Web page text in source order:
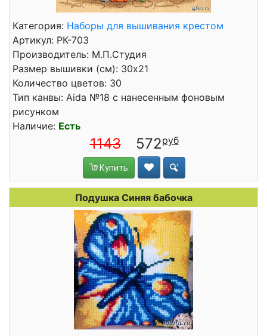
Категория: Наборы для вышивания крестом
Артикул: РК-703
Производитель: М.П.Студия
Размер вышивки (см): 30x21
Количество цветов: 30
Тип канвы: Aida №18 с нанесенным фоновым
рисунком
Наличие: Есть
1143 572
Купить
Подушка Синяя бабочка